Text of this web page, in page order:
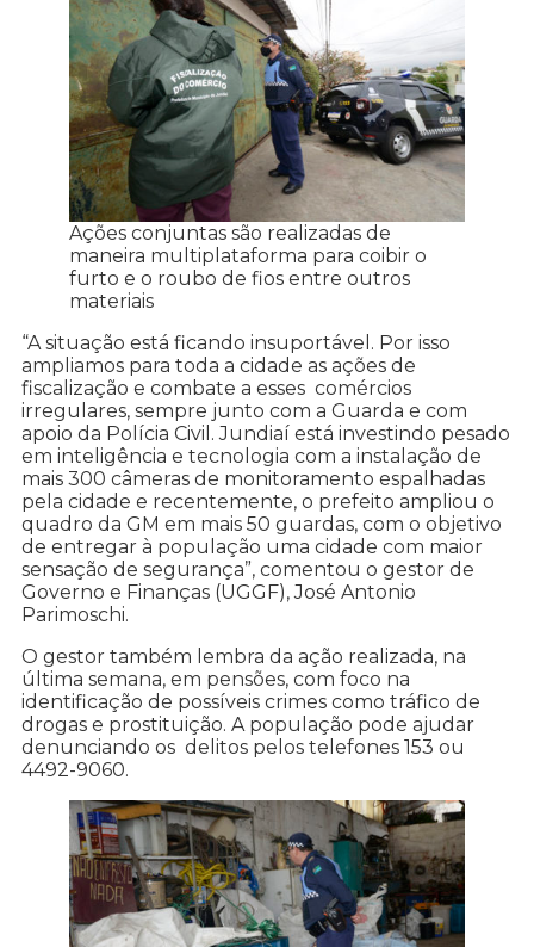
Ações conjuntas são realizadas de
maneira multiplataforma para coibir o
furto e o roubo de fios entre outros
materiais
“A situação está ficando insuportável. Por isso
ampliamos para toda a cidade as ações de
fiscalização e combate a esses comércios
irregulares, sempre junto com a Guarda e com
apoio da Polícia Civil. Jundiaí está investindo pesado
em inteligência e tecnologia com a instalação de
mais 300 câmeras de monitoramento espalhadas
pela cidade e recentemente, o prefeito ampliou o
quadro da GM em mais 50 guardas, com o objetivo
de entregar à população uma cidade com maior
sensação de segurança”, comentou o gestor de
Governo e Finanças (UGGF), José Antonio
Parimoschi.
O gestor também lembra da ação realizada, na
última semana, em pensões, com foco na
identificação de possíveis crimes como tráfico de
drogas e prostituição. A população pode ajudar
denunciando os delitos pelos telefones 153 ou
4492-9060.